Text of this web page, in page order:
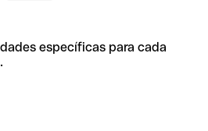
específicas para cada